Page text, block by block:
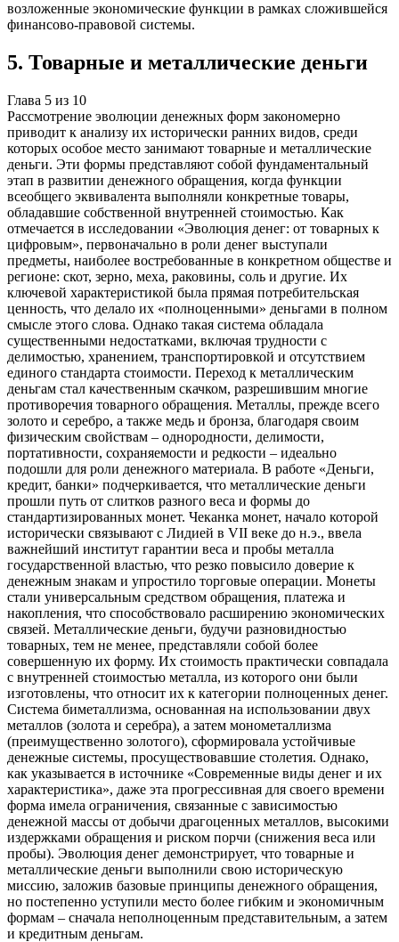
возложенные экономические функции в рамках сложившейся
финансово-правовой системы.
5. Товарные и металлические деньги
Глава 5 из 10
Рассмотрение эволюции денежных форм закономерно
приводит к анализу их исторически ранних видов, среди
которых особое место занимают товарные и металлические
деньги. Эти формы представляют собой фундаментальный
этап в развитии денежного обращения, когда функции
всеобщего эквивалента выполняли конкретные товары,
обладавшие собственной внутренней стоимостью. Как
отмечается в исследовании «Эволюция денег: от товарных к
цифровым», первоначально в роли денег выступали
предметы, наиболее востребованные в конкретном обществе и
регионе: скот, зерно, меха, раковины, соль и другие. Их
ключевой характеристикой была прямая потребительская
ценность, что делало их «полноценными» деньгами в полном
смысле этого слова. Однако такая система обладала
существенными недостатками, включая трудности с
делимостью, хранением, транспортировкой и отсутствием
единого стандарта стоимости. Переход к металлическим
деньгам стал качественным скачком, разрешившим многие
противоречия товарного обращения. Металлы, прежде всего
золото и серебро, а также медь и бронза, благодаря своим
физическим свойствам – однородности, делимости,
портативности, сохраняемости и редкости – идеально
подошли для роли денежного материала. В работе «Деньги,
кредит, банки» подчеркивается, что металлические деньги
прошли путь от слитков разного веса и формы до
стандартизированных монет. Чеканка монет, начало которой
исторически связывают с Лидией в VII веке до н.э., ввела
важнейший институт гарантии веса и пробы металла
государственной властью, что резко повысило доверие к
денежным знакам и упростило торговые операции. Монеты
стали универсальным средством обращения, платежа и
накопления, что способствовало расширению экономических
связей. Металлические деньги, будучи разновидностью
товарных, тем не менее, представляли собой более
совершенную их форму. Их стоимость практически совпадала
с внутренней стоимостью металла, из которого они были
изготовлены, что относит их к категории полноценных денег.
Система биметаллизма, основанная на использовании двух
металлов (золота и серебра), а затем монометаллизма
(преимущественно золотого), сформировала устойчивые
денежные системы, просуществовавшие столетия. Однако,
как указывается в источнике «Современные виды денег и их
характеристика», даже эта прогрессивная для своего времени
форма имела ограничения, связанные с зависимостью
денежной массы от добычи драгоценных металлов, высокими
издержками обращения и риском порчи (снижения веса или
пробы). Эволюция денег демонстрирует, что товарные и
металлические деньги выполнили свою историческую
миссию, заложив базовые принципы денежного обращения,
но постепенно уступили место более гибким и экономичным
формам – сначала неполноценным представительным, а затем
и кредитным деньгам.